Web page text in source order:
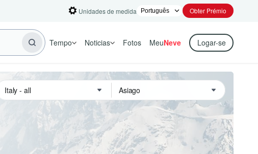
Unidades de medida Obter Prémio
Tempo Noticias Fotos MeuNeve Logar-se